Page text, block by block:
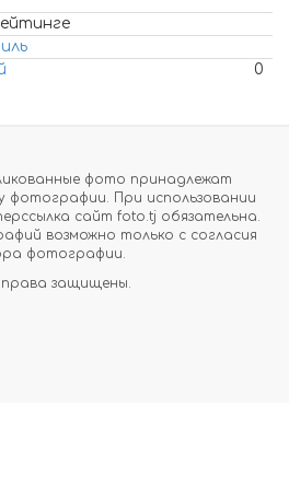
0
фото принадлежат
фотографии. При использовании
сайт foto.tj обязательна.
возможно только с согласия
фотографии.
защищены.